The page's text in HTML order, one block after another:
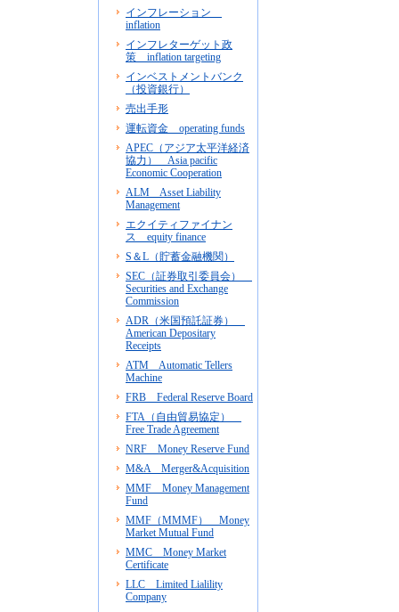
インフレーション
inflation
インフレターゲット政
策 inflation targeting
インベストメントバンク
（投資銀行）
売出手形
運転資金 operating funds
APEC（アジア太平洋経済
協力） Asia pacific
Economic Cooperation
ALM Asset Liability
Management
エクイティファイナン
ス equity finance
S＆L（貯蓄金融機関）
SEC（証券取引委員会）
Securities and Exchange
Commission
ADR（米国預託証券）
American Depositary
Receipts
ATM Automatic Tellers
Machine
FRB Federal Reserve Board
FTA（自由貿易協定）
Free Trade Agreement
NRF Money Reserve Fund
M&A Merger&Acquisition
MMF Money Management
Fund
MMF（MMMF） Money
Market Mutual Fund
MMC Money Market
Certificate
LLC Limited Lialility
Company